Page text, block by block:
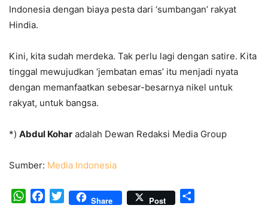
Indonesia dengan biaya pesta dari ‘sumbangan’ rakyat
Hindia.
Kini, kita sudah merdeka. Tak perlu lagi dengan satire. Kita
tinggal mewujudkan ‘jembatan emas’ itu menjadi nyata
dengan memanfaatkan sebesar-besarnya nikel untuk
rakyat, untuk bangsa.
*) Abdul Kohar adalah Dewan Redaksi Media Group
Sumber: Media Indonesia
WhatsAppFacebook
TwitterShare Post